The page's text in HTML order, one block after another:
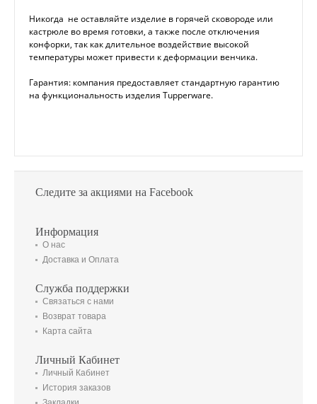
Никогда не оставляйте изделие в горячей сковороде или
кастрюле во время готовки, а также после отключения
конфорки, так как длительное воздействие высокой
температуры может привести к деформации венчика.
Гарантия: компания предоставляет стандартную гарантию
на функциональность изделия Tupperware.
Следите за акциями на Facebook
Информация
О нас
Доставка и Оплата
Служба поддержки
Связаться с нами
Возврат товара
Карта сайта
Личный Кабинет
Личный Кабинет
История заказов